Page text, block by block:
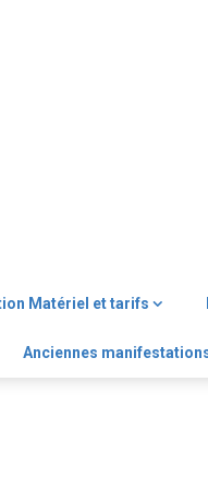
Matériel et tarifs
Anciennes